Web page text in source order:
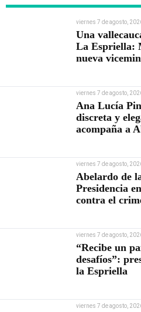
viernes 7 de agosto,
Una
La Espriella:
nueva
viernes 7 de agosto,
Ana Lucía
discreta y
acompaña a
viernes 7 de agosto,
Abelardo de
Presidencia
contra el
viernes 7 de agosto,
“Recibe un
desafíos”:
la Espriella
viernes 7 de agosto,